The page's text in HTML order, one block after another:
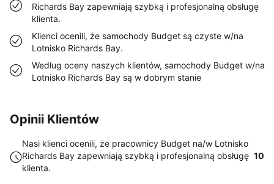
Richards Bay zapewniają szybką i profesjonalną obsługę
klienta.
Klienci ocenili, że samochody Budget są czyste w/na
Lotnisko Richards Bay.
Według oceny naszych klientów, samochody Budget w/na
Lotnisko Richards Bay są w dobrym stanie
Opinii Klientów
Nasi klienci ocenili, że pracownicy Budget na/w Lotnisko
Richards Bay zapewniają szybką i profesjonalną obsługę
klienta.
10